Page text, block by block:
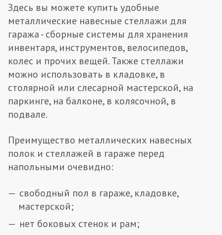
Здесь вы можете купить удобные
металлические навесные стеллажи для
гаража - сборные системы для хранения
инвентаря, инструментов, велосипедов,
колес и прочих вещей. Также стеллажи
можно использовать в кладовке, в
столярной или слесарной мастерской, на
паркинге, на балконе, в колясочной, в
подвале.
Преимущество металлических навесных
полок и стеллажей в гараже перед
напольными очевидно:
свободный пол в гараже, кладовке,
мастерской;
нет боковых стенок и рам;